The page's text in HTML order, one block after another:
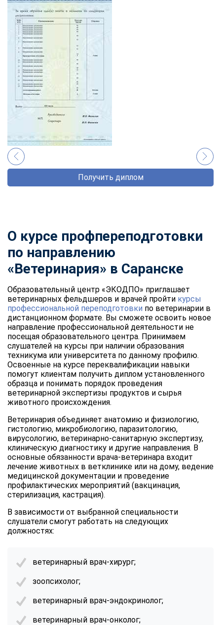
Получить диплом
О курсе профпереподготовки
по направлению
«Ветеринария» в Саранске
Образовательный центр «ЭКОДПО» приглашает
ветеринарных фельдшеров и врачей пройти курсы
профессиональной переподготовки по ветеринарии в
дистанционном формате. Вы сможете освоить новое
направление профессиональной деятельности не
посещая образовательного центра. Принимаем
слушателей на курсы при наличии образования
техникума или университета по данному профилю.
Освоенные на курсе переквалификации навыки
помогут клиентам получить диплом установленного
образца и понимать порядок проведения
ветеринарной экспертизы продуктов и сырья
животного происхождения.
Ветеринария объединяет анатомию и физиологию,
гистологию, микробиологию, паразитологию,
вирусологию, ветеринарно-санитарную экспертизу,
клиническую диагностику и другие направления. В
основные обязанности врача-ветеринара входит
лечение животных в ветклинике или на дому, ведение
медицинской документации и проведение
профилактических мероприятий (вакцинация,
стерилизация, кастрация).
В зависимости от выбранной специальности
слушатели смогут работать на следующих
должностях:
ветеринарный врач-хирург;
зоопсихолог;
ветеринарный врач-эндокринолог;
ветеринарный врач-онколог;